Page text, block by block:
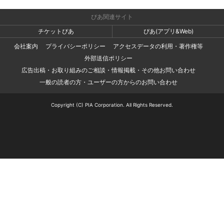
ぴあ関連サイト
チケットぴあ
ぴあ(アプリ&Web)
会社案内
プライバシーポリシー
アクセスデータの利用・著作権等
外部送信ポリシー
広告出稿・お取り組みのご相談・情報掲載・その他お問い合わせ
一般の読者の方・ユーザーの方からのお問い合わせ
Copyright (C) PIA Corporation. All Rights Reserved.